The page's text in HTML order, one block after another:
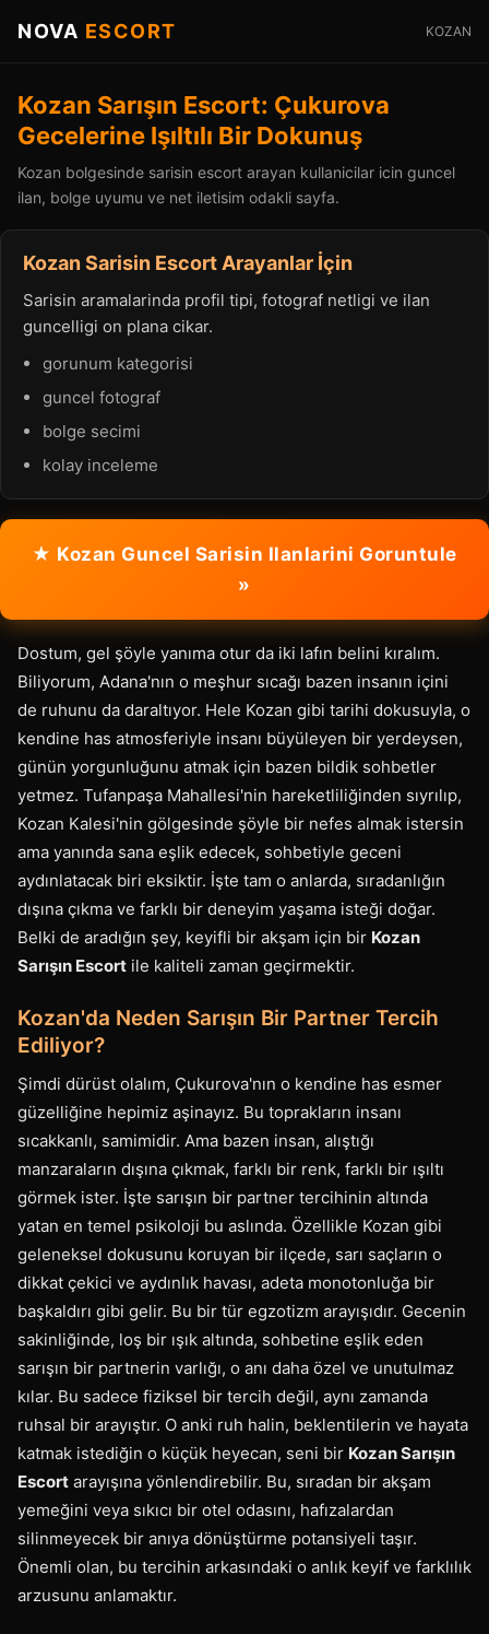
NOVA ESCORT KOZAN
Kozan Sarışın Escort: Çukurova
Gecelerine Işıltılı Bir Dokunuş
Kozan bolgesinde sarisin escort arayan kullanicilar icin guncel
ilan, bolge uyumu ve net iletisim odakli sayfa.
Kozan Sarisin Escort Arayanlar İçin
Sarisin aramalarinda profil tipi, fotograf netligi ve ilan
guncelligi on plana cikar.
gorunum kategorisi
guncel fotograf
bolge secimi
kolay inceleme
★ Kozan Guncel Sarisin Ilanlarini Goruntule
»
Dostum, gel şöyle yanıma otur da iki lafın belini kıralım.
Biliyorum, Adana'nın o meşhur sıcağı bazen insanın içini
de ruhunu da daraltıyor. Hele Kozan gibi tarihi dokusuyla, o
kendine has atmosferiyle insanı büyüleyen bir yerdeysen,
günün yorgunluğunu atmak için bazen bildik sohbetler
yetmez. Tufanpaşa Mahallesi'nin hareketliliğinden sıyrılıp,
Kozan Kalesi'nin gölgesinde şöyle bir nefes almak istersin
ama yanında sana eşlik edecek, sohbetiyle geceni
aydınlatacak biri eksiktir. İşte tam o anlarda, sıradanlığın
dışına çıkma ve farklı bir deneyim yaşama isteği doğar.
Belki de aradığın şey, keyifli bir akşam için bir Kozan
Sarışın Escort ile kaliteli zaman geçirmektir.
Kozan'da Neden Sarışın Bir Partner Tercih
Ediliyor?
Şimdi dürüst olalım, Çukurova'nın o kendine has esmer
güzelliğine hepimiz aşinayız. Bu toprakların insanı
sıcakkanlı, samimidir. Ama bazen insan, alıştığı
manzaraların dışına çıkmak, farklı bir renk, farklı bir ışıltı
görmek ister. İşte sarışın bir partner tercihinin altında
yatan en temel psikoloji bu aslında. Özellikle Kozan gibi
geleneksel dokusunu koruyan bir ilçede, sarı saçların o
dikkat çekici ve aydınlık havası, adeta monotonluğa bir
başkaldırı gibi gelir. Bu bir tür egzotizm arayışıdır. Gecenin
sakinliğinde, loş bir ışık altında, sohbetine eşlik eden
sarışın bir partnerin varlığı, o anı daha özel ve unutulmaz
kılar. Bu sadece fiziksel bir tercih değil, aynı zamanda
ruhsal bir arayıştır. O anki ruh halin, beklentilerin ve hayata
katmak istediğin o küçük heyecan, seni bir Kozan Sarışın
Escort arayışına yönlendirebilir. Bu, sıradan bir akşam
yemeğini veya sıkıcı bir otel odasını, hafızalardan
silinmeyecek bir anıya dönüştürme potansiyeli taşır.
Önemli olan, bu tercihin arkasındaki o anlık keyif ve farklılık
arzusunu anlamaktır.